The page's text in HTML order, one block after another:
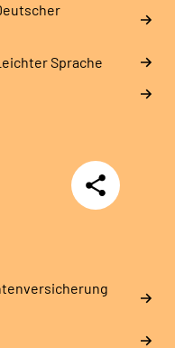
Sprache
Teilen